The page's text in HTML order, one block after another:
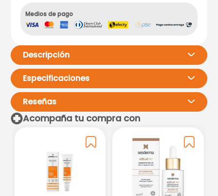
Medios de pago
Descripción
Especificaciones
Reseñas
Por favor, inicia sesión para
escribir un comentario.
Más reciente
Acompaña tu compra con